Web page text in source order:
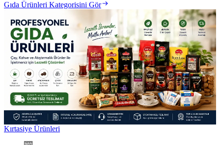
Gıda Ürünleri Kategorisini Gör
Kırtasiye Ürünleri